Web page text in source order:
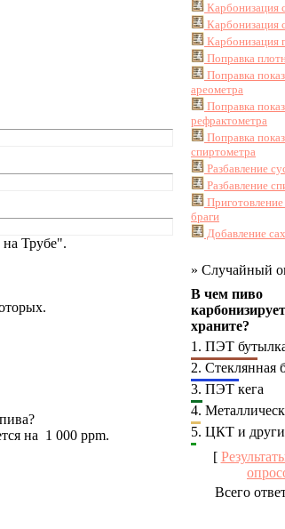
Трубе".
на 1 000 ppm.
Карбонизация
Карбонизация
Карбонизация
Поправка
Поправка
ареометра
Поправка
рефрактометра
Поправка
спиртометра
Разбавление
Разбавление
браги
Добавление
» Случайный
В чем пиво
храните?
1. ПЭТ
2. Стеклянная
3. ПЭТ кега
4.
5. ЦКТ и
[
Всего